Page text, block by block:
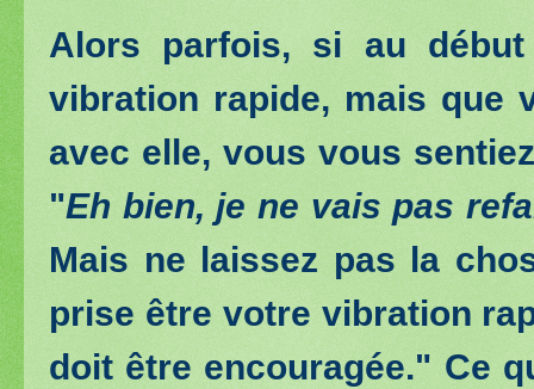
Alors parfois, si au
vibration rapide, mais que
avec elle, vous vous
"Eh bien, je ne vais pas
Mais ne laissez pas la
prise être votre vibration
doit être encouragée." Ce